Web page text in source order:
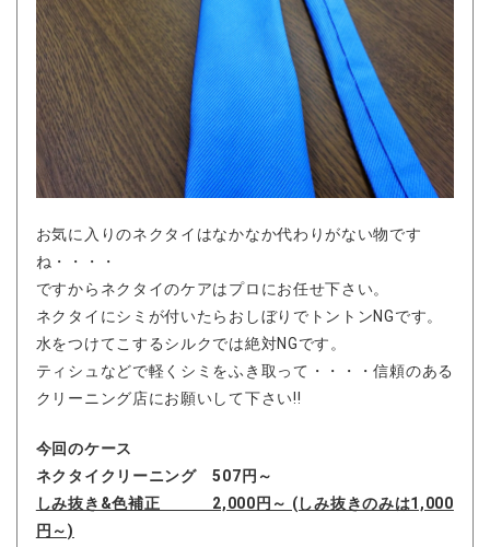
お気に入りのネクタイはなかなか代わりがない物です
ね・・・・
ですからネクタイのケアはプロにお任せ下さい。
ネクタイにシミが付いたらおしぼりでトントンNGです。
水をつけてこするシルクでは絶対NGです。
ティシュなどで軽くシミをふき取って・・・・信頼のある
クリーニング店にお願いして下さい!!
今回のケース
ネクタイクリーニング 507円～
しみ抜き&色補正 2,000円～ (しみ抜きのみは1,000
円～)